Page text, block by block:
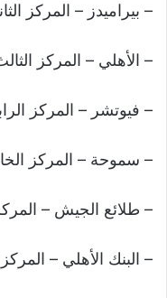
– بيراميدز – المركز الثاني –
– الأهلي – المركز الثالث – 48
– فيوتشر – المركز الرابع – 39
– سموحة – المركز الخامس –
– طلائع الجيش – المركز
– البنك الأهلي – المركز